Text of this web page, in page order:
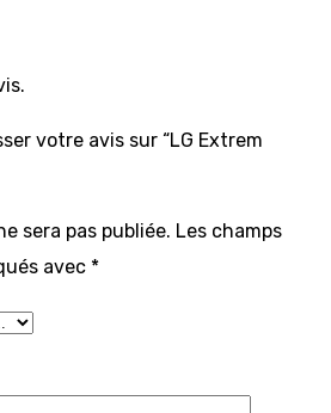
votre avis sur “LG Extrem
sera pas publiée. Les champs
avec *